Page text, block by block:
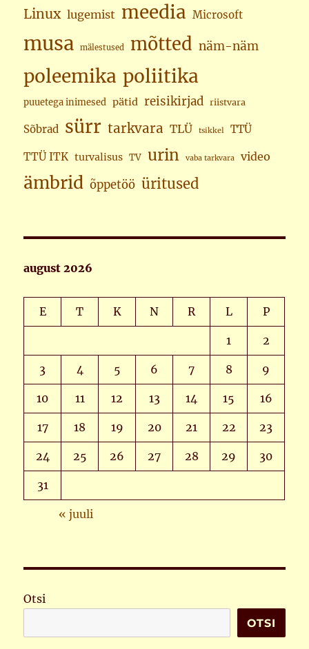
Linux lugemist meedia Microsoft
musa mälestused mõtted näm-näm
poleemika poliitika
puuetega inimesed pätid reisikirjad riistvara
Sõbrad sürr tarkvara TLÜ tsikkel TTÜ
TTÜ ITK turvalisus TV urin vaba tarkvara video
ämbrid õppetöö üritused
august 2026
E T K N R L P
1 2
3 4 5 6 7 8 9
10 11 12 13 14 15 16
17 18 19 20 21 22 23
24 25 26 27 28 29 30
31
« juuli
Otsi
OTSI